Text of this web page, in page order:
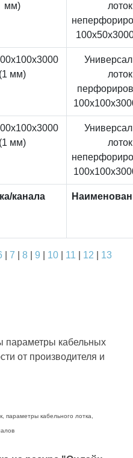
мм)
лоток
(1 мм)
лоток
(1 мм)
лоток
канала
7 8| 9 10| 11 12 13
параметры кабельных
от производителя и
параметры кабельного лотка,